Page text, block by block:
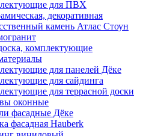
для ПВХ
декоративная
камень Атлас Стоун
комплектующие
для панелей Дёке
для сайдинга
для террасной доски
оконные
фасадные Дёке
фасадная Hauberk